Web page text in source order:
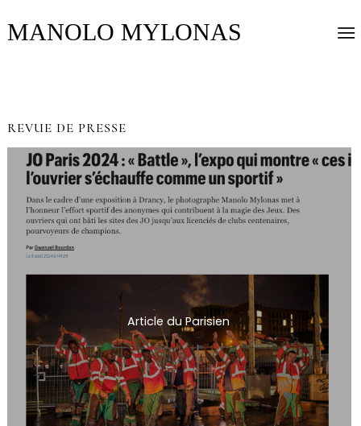
MANOLO MYLONAS
REVUE DE PRESSE
Article du Parisien